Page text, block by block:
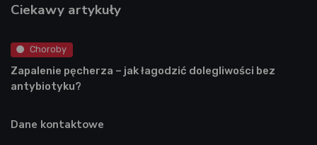
Ciekawy artykuły
Choroby
Zapalenie pęcherza – jak łagodzić dolegliwości bez
antybiotyku?
Dane kontaktowe